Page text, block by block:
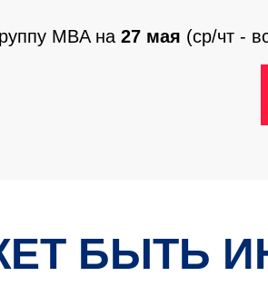
MBA на 27 мая (ср/чт -
БЫТЬ